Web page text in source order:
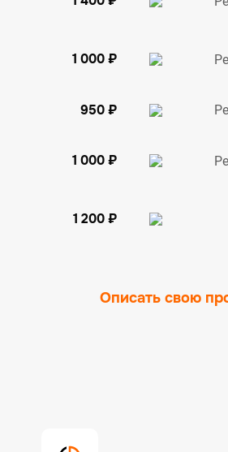
1 000 ₽
950 ₽
1 000 ₽
1 200 ₽
Описать свою